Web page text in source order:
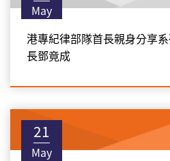
May
港專紀律部隊首長親身分享
長鄧竟成
21
May